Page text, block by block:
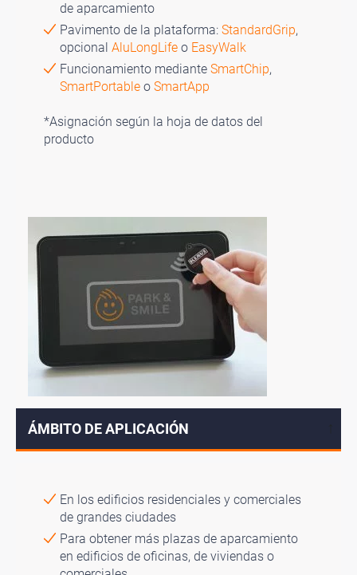
de aparcamiento
Pavimento de la plataforma: StandardGrip,
opcional AluLongLife o EasyWalk
Funcionamiento mediante SmartChip,
SmartPortable o SmartApp
*Asignación según la hoja de datos del
producto
ÁMBITO DE APLICACIÓN
En los edificios residenciales y comerciales
de grandes ciudades
Para obtener más plazas de aparcamiento
en edificios de oficinas, de viviendas o